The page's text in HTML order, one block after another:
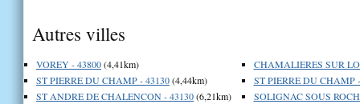
Autres villes
VOREY - 43800(4,41km)
ST PIERRE DU CHAMP - 43130(4,44km)
ST ANDRE DE CHALENCON - 43130(6,21km)
CHAMALIERES SUR
ST PIERRE DU CHAMP
SOLIGNAC SOUS